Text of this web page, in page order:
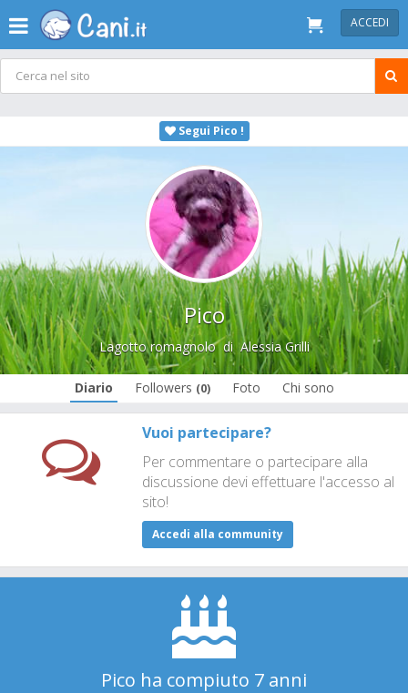
ACCEDI
Segui Pico !
Pico
Lagotto romagnolodiAlessia Grilli
Diario Followers (0) Foto Chi sono
Vuoi partecipare?
Per commentare o partecipare alla
discussione devi effettuare l'accesso al
sito!
Accedi alla community
Pico ha compiuto 7 anni